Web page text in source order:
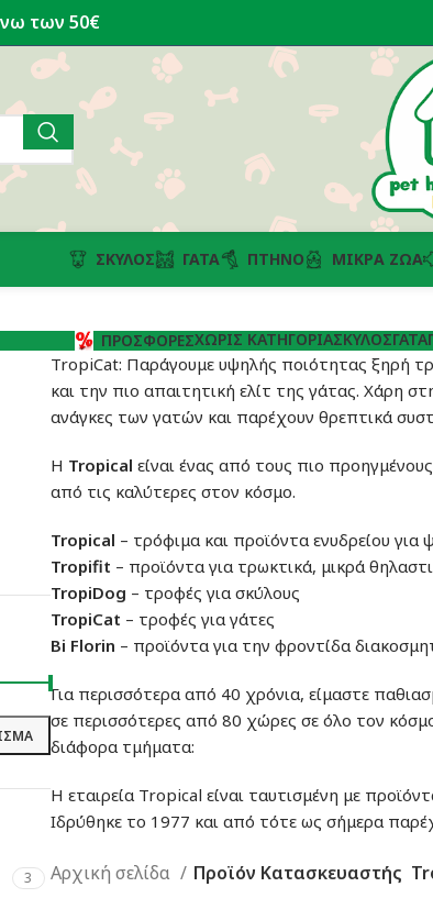
των 50€
ΣΚΎΛΟΣ ΓΆΤΑ ΠΤΗΝΌ ΜΙΚΡΆ ΖΏΑ
ΠΡΟΣΦΟΡΈΣΧΩΡΊΣ ΚΑΤΗΓΟΡΊΑΣΚΎΛΟΣΓΆΤΑ
3
TropiCat: Παράγουμε υψηλής ποιότητας ξηρή
και την πιο απαιτητική ελίτ της γάτας. Χάρη
ανάγκες των γατών και παρέχουν θρεπτικά
Η Tropical είναι ένας από τους πιο
από τις καλύτερες στον κόσμο.
Tropical – τρόφιμα και προϊόντα ενυδρείου για
Tropifit – προϊόντα για τρωκτικά, μικρά
TropiDog – τροφές για σκύλους
TropiCat – τροφές για γάτες
Bi Florin – προϊόντα για την φροντίδα
Για περισσότερα από 40 χρόνια, είμαστε
σε περισσότερες από 80 χώρες σε όλο τον
διάφορα τμήματα:
Η εταιρεία Tropical είναι ταυτισμένη με
Ιδρύθηκε το 1977 και από τότε ως σήμερα
Αρχική σελίδα Προϊόν Κατασκευαστής